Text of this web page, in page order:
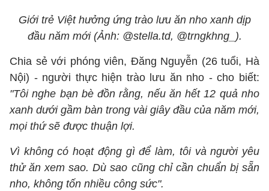
Giới trẻ Việt hưởng ứng trào lưu ăn nho xanh dịp
đầu năm mới (Ảnh: @stella.td, @trngkhng_).
Chia sẻ với phóng viên, Đăng Nguyễn (26 tuổi, Hà
Nội) - người thực hiện trào lưu ăn nho - cho biết:
"Tôi nghe bạn bè đồn rằng, nếu ăn hết 12 quả nho
xanh dưới gầm bàn trong vài giây đầu của năm mới,
mọi thứ sẽ được thuận lợi.
Vì không có hoạt động gì để làm, tôi và người yêu
thử ăn xem sao. Dù sao cũng chỉ cần chuẩn bị sẵn
nho, không tốn nhiều công sức".